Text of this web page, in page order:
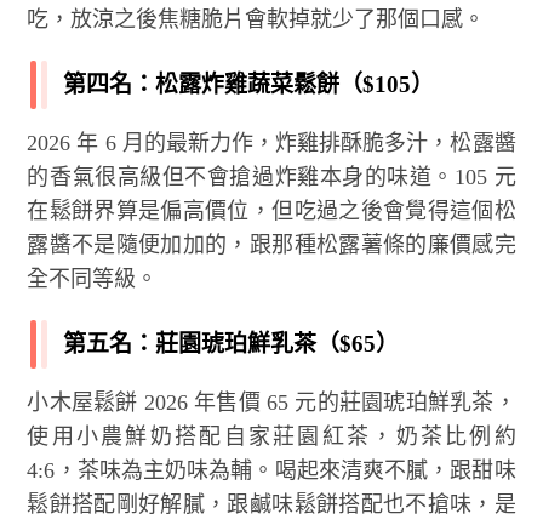
吃，放涼之後焦糖脆片會軟掉就少了那個口感。
第四名：松露炸雞蔬菜鬆餅（$105）
2026 年 6 月的最新力作，炸雞排酥脆多汁，松露醬
的香氣很高級但不會搶過炸雞本身的味道。105 元
在鬆餅界算是偏高價位，但吃過之後會覺得這個松
露醬不是隨便加加的，跟那種松露薯條的廉價感完
全不同等級。
第五名：莊園琥珀鮮乳茶（$65）
小木屋鬆餅 2026 年售價 65 元的莊園琥珀鮮乳茶，
使用小農鮮奶搭配自家莊園紅茶，奶茶比例約
4:6，茶味為主奶味為輔。喝起來清爽不膩，跟甜味
鬆餅搭配剛好解膩，跟鹹味鬆餅搭配也不搶味，是